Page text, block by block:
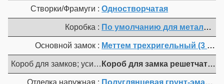
Створки/Фрамуги :Одностворчатая
Коробка : По умолчанию для металл.
Основной замок : Меттем трехригельный (3
Короб для замков; усиленный бронекарман :
Короб для замка решетчатой
Отделка наружная : Полуглянцевая грунт-эмаль